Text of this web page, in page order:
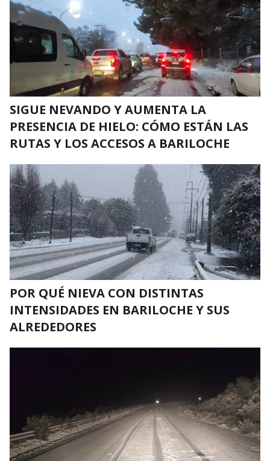
SIGUE NEVANDO Y AUMENTA LA
PRESENCIA DE HIELO: CÓMO ESTÁN LAS
RUTAS Y LOS ACCESOS A BARILOCHE
POR QUÉ NIEVA CON DISTINTAS
INTENSIDADES EN BARILOCHE Y SUS
ALREDEDORES